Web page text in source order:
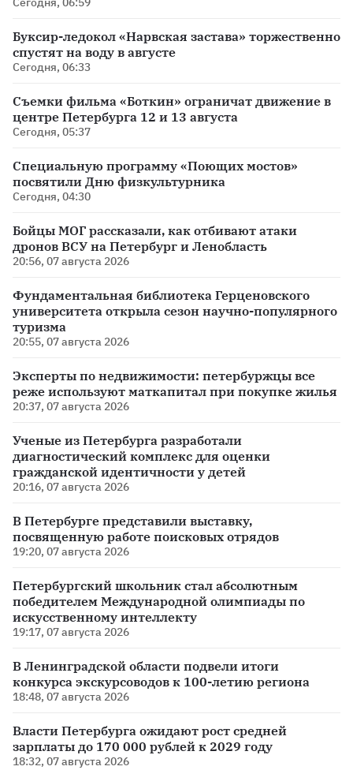
Буксир-ледокол «Нарвская застава» торжественно
спустят на воду в августе
Сегодня, 06:33
Съемки фильма «Боткин» ограничат движение в
центре Петербурга 12 и 13 августа
Сегодня, 05:37
Специальную программу «Поющих мостов»
посвятили Дню физкультурника
Сегодня, 04:30
Бойцы МОГ рассказали, как отбивают атаки
дронов ВСУ на Петербург и Ленобласть
20:56, 07 августа 2026
Фундаментальная библиотека Герценовского
университета открыла сезон научно-популярного
туризма
20:55, 07 августа 2026
Эксперты по недвижимости: петербуржцы все
реже используют маткапитал при покупке жилья
20:37, 07 августа 2026
Ученые из Петербурга разработали
диагностический комплекс для оценки
гражданской идентичности у детей
20:16, 07 августа 2026
В Петербурге представили выставку,
посвященную работе поисковых отрядов
19:20, 07 августа 2026
Петербургский школьник стал абсолютным
победителем Международной олимпиады по
искусственному интеллекту
19:17, 07 августа 2026
В Ленинградской области подвели итоги
конкурса экскурсоводов к 100-летию региона
18:48, 07 августа 2026
Власти Петербурга ожидают рост средней
зарплаты до 170 000 рублей к 2029 году
18:32, 07 августа 2026